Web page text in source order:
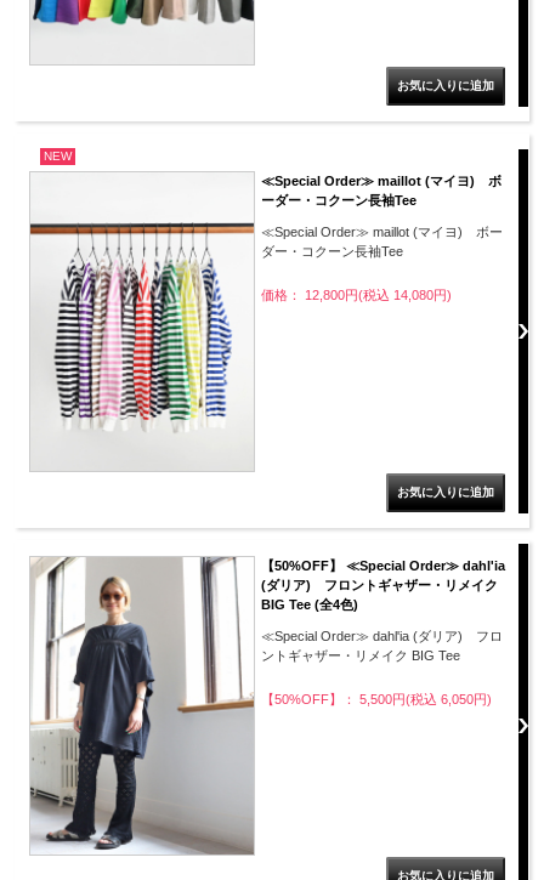
NEW
≪Special Order≫ maillot (マイヨ) ボ
ーダー・コクーン長袖Tee
≪Special Order≫ maillot (マイヨ) ボー
ダー・コクーン長袖Tee
価格： 12,800円(税込 14,080円)
【50%OFF】 ≪Special Order≫ dahl'ia
(ダリア) フロントギャザー・リメイク
BIG Tee (全4色)
≪Special Order≫ dahl'ia (ダリア) フロ
ントギャザー・リメイク BIG Tee
【50%OFF】： 5,500円(税込 6,050円)